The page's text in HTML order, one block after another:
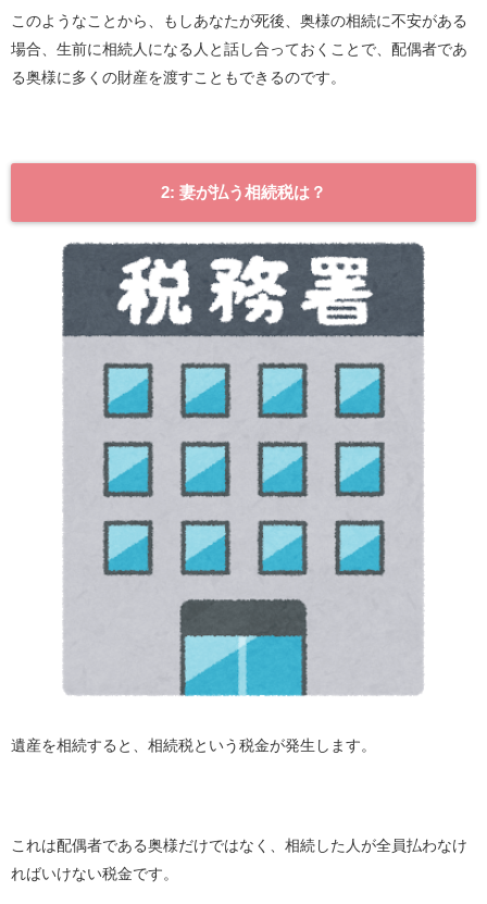
このようなことから、もしあなたが死後、奥様の相続に不安がある
場合、生前に相続人になる人と話し合っておくことで、配偶者であ
る奥様に多くの財産を渡すこともできるのです。
2: 妻が払う相続税は？
遺産を相続すると、相続税という税金が発生します。
これは配偶者である奥様だけではなく、相続した人が全員払わなけ
ればいけない税金です。